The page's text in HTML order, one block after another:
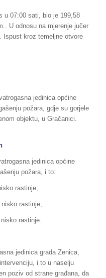
u 07:00 sati, bio je 199,58
U odnosu na mjerenje jučer
kroz temeljne otvore
jedinica općine
požara, gdje su gorjele
objektu, u Gračanici.
jedinica općine
požara, i to:
rastinje,
rastinje,
rastinje.
jedinica grada Zenica,
i to u naselju
poziv od strane građana, da